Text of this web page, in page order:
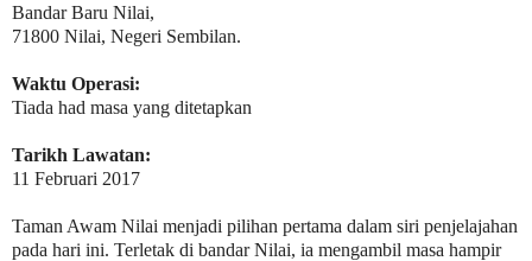
Bandar Baru Nilai,
71800 Nilai, Negeri Sembilan.
Waktu Operasi:
Tiada had masa yang ditetapkan
Tarikh Lawatan:
11 Februari 2017
Taman Awam Nilai menjadi pilihan pertama dalam siri penjelajahan
pada hari ini. Terletak di bandar Nilai, ia mengambil masa hampir